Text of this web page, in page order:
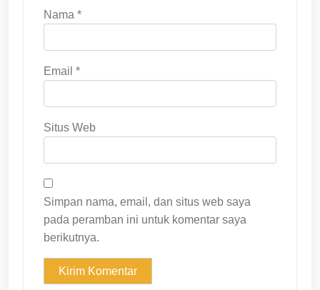
Nama *
Email *
Situs Web
Simpan nama, email, dan situs web saya
pada peramban ini untuk komentar saya
berikutnya.